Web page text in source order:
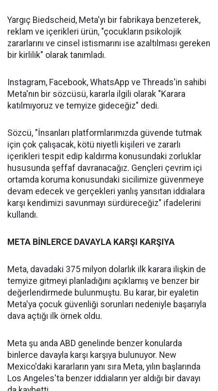
Yargıç Biedscheid, Meta'yı bir fabrikaya benzeterek,
reklam ve içerikleri ürün, "çocukların psikolojik
zararlarını ve cinsel istismarını ise azaltılması gereken
bir kirlilik" olarak tanımladı.
Instagram, Facebook, WhatsApp ve Threads'in sahibi
Meta'nın bir sözcüsü, kararla ilgili olarak "Karara
katılmıyoruz ve temyize gideceğiz" dedi.
Sözcü, "İnsanları platformlarımızda güvende tutmak
için çok çalışacak, kötü niyetli kişileri ve zararlı
içerikleri tespit edip kaldırma konusundaki zorluklar
hususunda şeffaf davranacağız. Gençleri çevrim içi
ortamda koruma konusundaki sicilimize güvenmeye
devam edecek ve gerçekleri yanlış yansıtan iddialara
karşı kendimizi savunmayı sürdüreceğiz" ifadelerini
kullandı.
META BİNLERCE DAVAYLA KARŞI KARŞIYA
Meta, davadaki 375 milyon dolarlık ilk karara ilişkin de
temyize gitmeyi planladığını açıklamış ve benzer bir
değerlendirmede bulunmuştu. Bu karar, bir eyaletin
Meta'ya çocuk güvenliği sorunları nedeniyle başarıyla
dava açtığı ilk örnek oldu.
Meta şu anda ABD genelinde benzer konularda
binlerce davayla karşı karşıya bulunuyor. New
Mexico'daki kararların yanı sıra Meta, yılın başlarında
Los Angeles'ta benzer iddiaların yer aldığı bir davayı